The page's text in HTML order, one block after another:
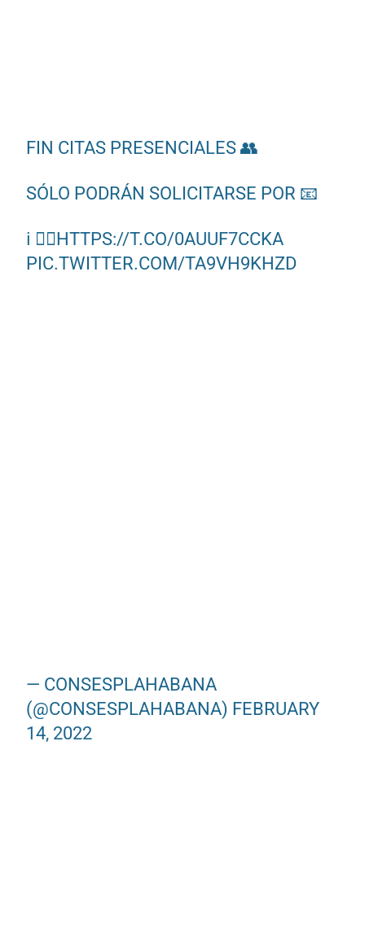
FIN CITAS PRESENCIALES 👥
SÓLO PODRÁN SOLICITARSE POR 📧
ℹ️ 👇🏻HTTPS://T.CO/0AUUF7CCKA
PIC.TWITTER.COM/TA9VH9KHZD
— CONSESPLAHABANA
(@CONSESPLAHABANA) FEBRUARY
14, 2022